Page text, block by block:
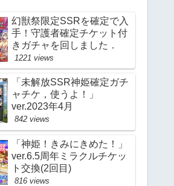
幻獣祭限定SSRを確定で入
手！守護者確定チケット付
きガチャを回しました．
1221 views
「未解放SSR神姫確定ガチ
ャチケ，使うよ！」
ver.2023年4月
842 views
「神姫！きみにきめた！」
ver.6.5周年ミラクルチケッ
ト交換(2回目)
816 views